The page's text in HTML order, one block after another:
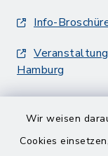
Wir weisen
Cookies
Info-
Hamburg